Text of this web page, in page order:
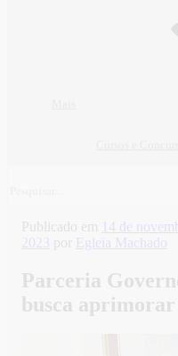
Publicado em 14 de
2023 por Egleia Machado
Parceria
busca